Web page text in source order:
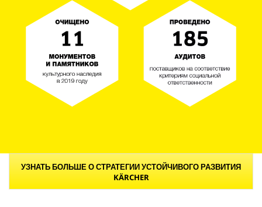
УЗНАТЬ БОЛЬШЕ О СТРАТЕГИИ УСТОЙЧИВОГО РАЗВИТИЯ
KÄRCHER